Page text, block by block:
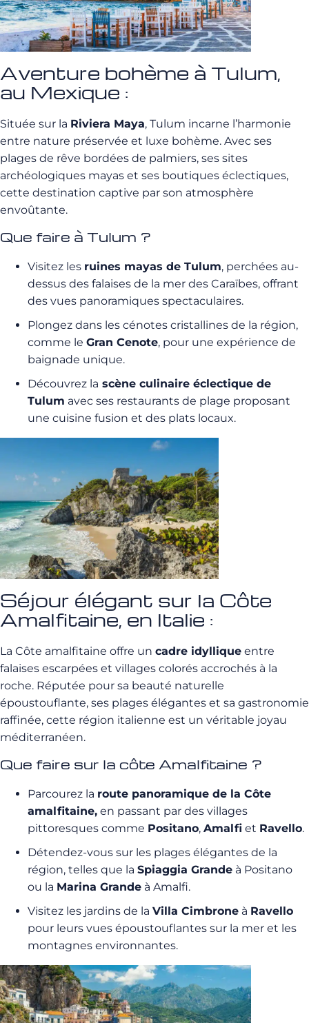
Aventure bohème à Tulum,
au Mexique :
Située sur la Riviera Maya, Tulum incarne l’harmonie
entre nature préservée et luxe bohème. Avec ses
plages de rêve bordées de palmiers, ses sites
archéologiques mayas et ses boutiques éclectiques,
cette destination captive par son atmosphère
envoûtante.
Que faire à Tulum ?
Visitez les ruines mayas de Tulum, perchées au-
dessus des falaises de la mer des Caraïbes, offrant
des vues panoramiques spectaculaires.
Plongez dans les cénotes cristallines de la région,
comme le Gran Cenote, pour une expérience de
baignade unique.
Découvrez la scène culinaire éclectique de
Tulum avec ses restaurants de plage proposant
une cuisine fusion et des plats locaux.
Séjour élégant sur la Côte
Amalfitaine, en Italie :
La Côte amalfitaine offre un cadre idyllique entre
falaises escarpées et villages colorés accrochés à la
roche. Réputée pour sa beauté naturelle
époustouflante, ses plages élégantes et sa gastronomie
raffinée, cette région italienne est un véritable joyau
méditerranéen.
Que faire sur la côte Amalfitaine ?
Parcourez la route panoramique de la Côte
amalfitaine, en passant par des villages
pittoresques comme Positano, Amalfi et Ravello.
Détendez-vous sur les plages élégantes de la
région, telles que la Spiaggia Grande à Positano
ou la Marina Grande à Amalfi.
Visitez les jardins de la Villa Cimbrone à Ravello
pour leurs vues époustouflantes sur la mer et les
montagnes environnantes.